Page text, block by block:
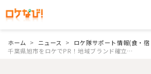
ホーム > ニュース > ロケ隊サポート情報(食・
千葉県旭市をロケでPR！地域ブランド確立…